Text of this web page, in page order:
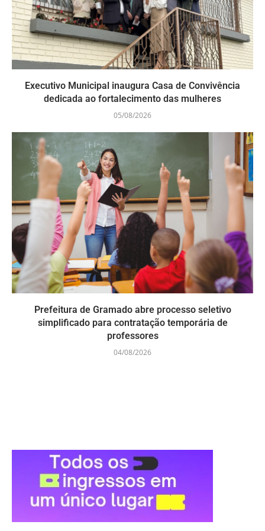
Executivo Municipal inaugura Casa de Convivência
dedicada ao fortalecimento das mulheres
05/08/2026
Prefeitura de Gramado abre processo seletivo
simplificado para contratação temporária de
professores
04/08/2026